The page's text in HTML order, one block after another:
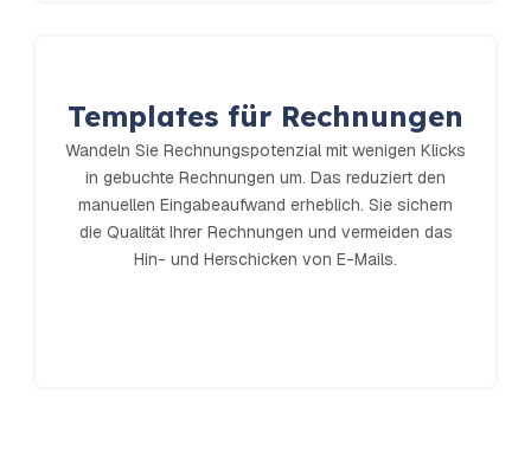
Templates für Rechnungen
Wandeln Sie Rechnungspotenzial mit wenigen Klicks
in gebuchte Rechnungen um. Das reduziert den
manuellen Eingabeaufwand erheblich. Sie sichern
die Qualität Ihrer Rechnungen und vermeiden das
Hin- und Herschicken von E-Mails.